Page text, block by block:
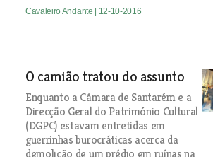
Cavaleiro Andante | 12-10-2016
O camião tratou do assunto
Enquanto a Câmara de Santarém e a
Direcção Geral do Património Cultural
(DGPC) estavam entretidas em
guerrinhas burocráticas acerca da
demolição de um prédio em ruínas na